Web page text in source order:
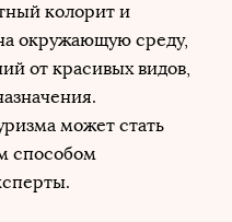
колорит и
окружающую среду,
от красивых видов,
может стать
способом